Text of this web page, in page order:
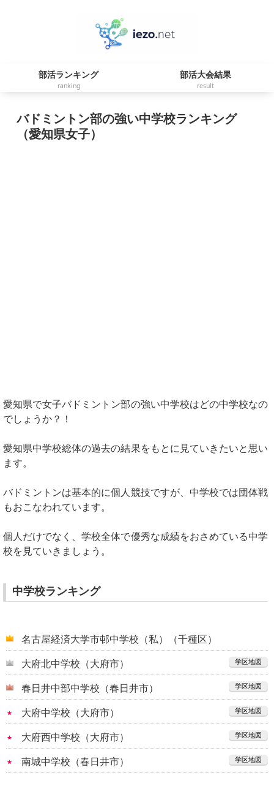
部活ランキング
ranking
部活大会結果
result
バドミントン部の強い中学校ランキング
（愛知県女子）
愛知県で女子バドミントン部の強い中学校はどの中学校なの
でしょうか？！
愛知県中学校総体の過去の結果をもとに見ていきたいと思い
ます。
バドミントンは基本的に個人競技ですが、中学校では団体戦
もおこなわれています。
個人だけでなく、学校全体で優秀な成績をおさめている中学
校を見ていきましょう。
中学校ランキング
名古屋経済大学市邨中学校（私）（千種区）
大府北中学校（大府市） 学区地図
春日井中部中学校（春日井市） 学区地図
大府中学校（大府市） 学区地図
大府西中学校（大府市） 学区地図
南城中学校（春日井市） 学区地図